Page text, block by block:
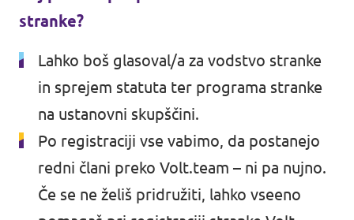
stranke?
Lahko boš glasoval/a za vodstvo stranke
in sprejem statuta ter programa stranke
na ustanovni skupščini.
Po registraciji vse vabimo, da postanejo
redni člani preko Volt.team – ni pa nujno.
Če se ne želiš pridružiti, lahko vseeno